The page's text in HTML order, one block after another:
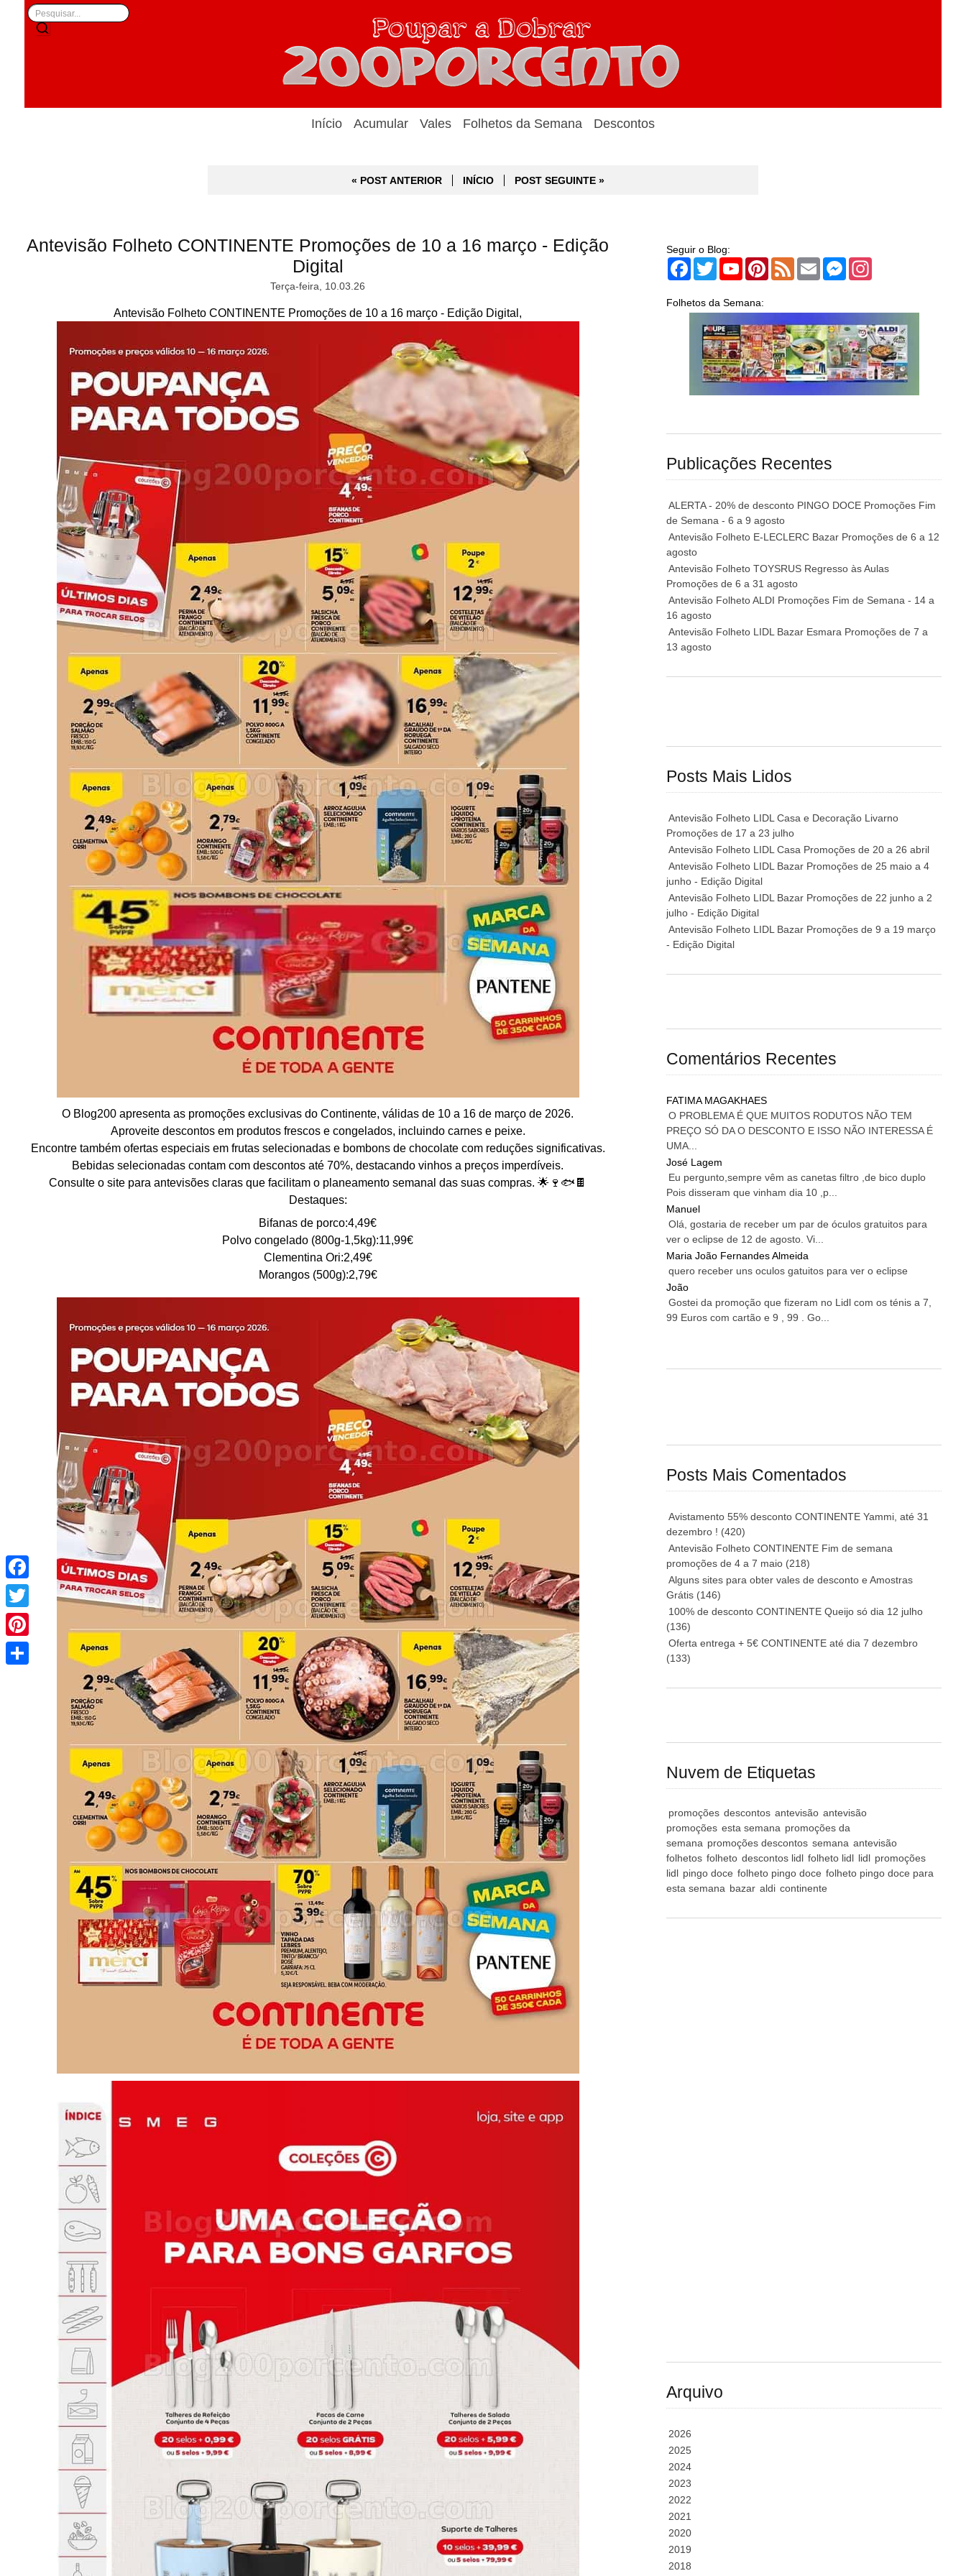
Início Acumular Vales Folhetos da Semana Descontos
« POST ANTERIOR INÍCIO POST SEGUINTE »
Antevisão Folheto CONTINENTE Promoções de 10 a 16 março - Edição
Digital
Terça-feira, 10.03.26
Antevisão Folheto CONTINENTE Promoções de 10 a 16 março - Edição Digital,
O Blog200 apresenta as promoções exclusivas do Continente, válidas de 10 a 16 de março de 2026.
Aproveite descontos em produtos frescos e congelados, incluindo carnes e peixe.
Encontre também ofertas especiais em frutas selecionadas e bombons de chocolate com reduções significativas.
Bebidas selecionadas contam com descontos até 70%, destacando vinhos a preços imperdíveis.
Consulte o site para antevisões claras que facilitam o planeamento semanal das suas compras. 🌟🍷🐟🍫
Destaques:
Bifanas de porco:4,49€
Polvo congelado (800g-1,5kg):11,99€
Clementina Ori:2,49€
Morangos (500g):2,79€
Seguir o Blog:
Facebook
TwitterYouTubePinterest
Feed Email Messenger
Folhetos da Semana:
Publicações Recentes
ALERTA - 20% de desconto PINGO DOCE Promoções Fim
de Semana - 6 a 9 agosto
Antevisão Folheto E-LECLERC Bazar Promoções de 6 a 12
agosto
Antevisão Folheto TOYSRUS Regresso às Aulas
Promoções de 6 a 31 agosto
Antevisão Folheto ALDI Promoções Fim de Semana - 14 a
16 agosto
Antevisão Folheto LIDL Bazar Esmara Promoções de 7 a
13 agosto
Posts Mais Lidos
Antevisão Folheto LIDL Casa e Decoração Livarno
Promoções de 17 a 23 julho
Antevisão Folheto LIDL Casa Promoções de 20 a 26 abril
Antevisão Folheto LIDL Bazar Promoções de 25 maio a 4
junho - Edição Digital
Antevisão Folheto LIDL Bazar Promoções de 22 junho a 2
julho - Edição Digital
Antevisão Folheto LIDL Bazar Promoções de 9 a 19 março
- Edição Digital
Comentários Recentes
FATIMA MAGAKHAES
O PROBLEMA É QUE MUITOS RODUTOS NÃO TEM
PREÇO SÓ DA O DESCONTO E ISSO NÃO INTERESSA É
UMA...
José Lagem
Eu pergunto,sempre vêm as canetas filtro ,de bico duplo
Pois disseram que vinham dia 10 ,p...
Manuel
Olá, gostaria de receber um par de óculos gratuitos para
ver o eclipse de 12 de agosto. Vi...
Maria João Fernandes Almeida
quero receber uns oculos gatuitos para ver o eclipse
João
Gostei da promoção que fizeram no Lidl com os ténis a 7,
99 Euros com cartão e 9 , 99 . Go...
Posts Mais Comentados
Avistamento 55% desconto CONTINENTE Yammi, até 31
dezembro ! (420)
Antevisão Folheto CONTINENTE Fim de semana
promoções de 4 a 7 maio (218)
Alguns sites para obter vales de desconto e Amostras
Grátis (146)
100% de desconto CONTINENTE Queijo só dia 12 julho
(136)
Oferta entrega + 5€ CONTINENTE até dia 7 dezembro
(133)
Nuvem de Etiquetas
promoções descontos antevisão antevisão
promoções esta semana promoções da
semana promoções descontos semana antevisão
folhetos folheto descontos lidl folheto lidl lidl promoções
lidl pingo doce folheto pingo doce folheto pingo doce para
esta semana bazar aldi continente
Arquivo
2026
2025
2024
2023
2022
2021
2020
2019
2018
Facebook